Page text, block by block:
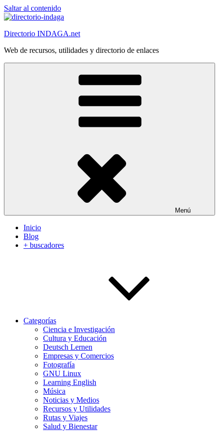
Saltar al contenido
Directorio INDAGA.net
Web de recursos, utilidades y directorio de enlaces
Menú
Inicio
Blog
+ buscadores
Categorías
Ciencia e Investigación
Cultura y Educación
Deutsch Lernen
Empresas y Comercios
Fotografía
GNU Linux
Learning English
Música
Noticias y Medios
Recursos y Utilidades
Rutas y Viajes
Salud y Bienestar